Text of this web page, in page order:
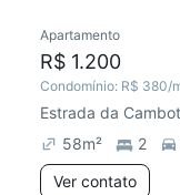
Apartamento
R$ 1.200
Condomínio: R$ 380/
Estrada da
58m² 2
Ver contato